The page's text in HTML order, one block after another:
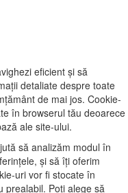
eficient și să
detaliate despre toate
de mai jos. Cookie-
în browserul tău deoarece
ale site‑ului.
să analizăm modul în
și să îți oferim
uri vor fi stocate în
prealabil. Poți alege să